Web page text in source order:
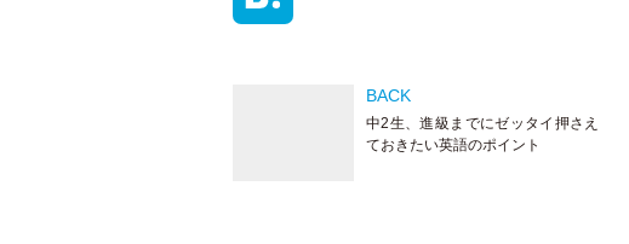
中2生、進級までにゼッタイ押さえ
ておきたい英語のポイント